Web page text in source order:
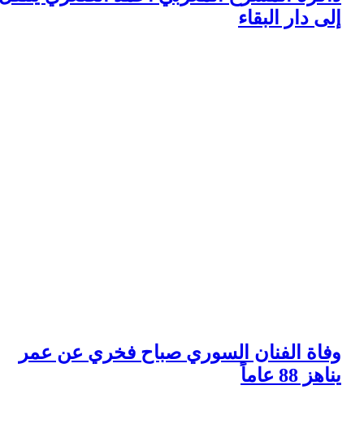
دار البقاء
الفنان السوري صباح فخري عن عمر
88 عاماً